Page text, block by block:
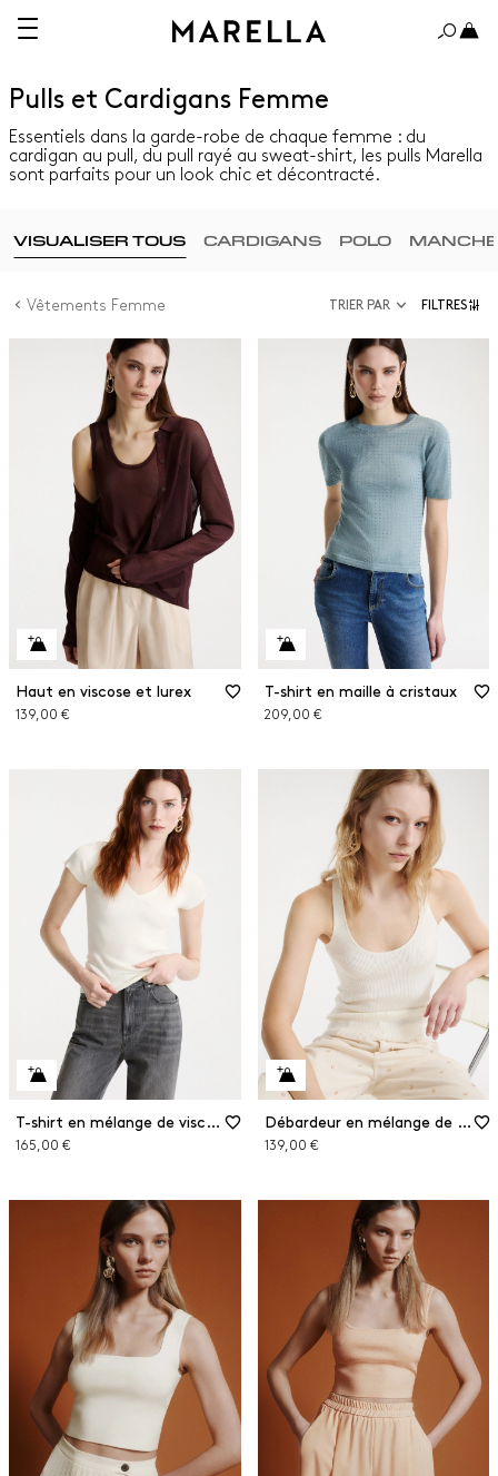
Pulls et Cardigans Femme
Essentiels dans la garde-robe de chaque femme : du
cardigan au pull, du pull rayé au sweat-shirt, les pulls Marella
sont parfaits pour un look chic et décontracté.
VISUALISER TOUS CARDIGANS POLO
Vêtements Femme TRIER PAR FILTRES
Haut en viscose et lurex
139,00 €
T-shirt en maille à cristaux
209,00 €
T-shirt en mélange de viscose
165,00 €
Débardeur en mélange de viscose
139,00 €